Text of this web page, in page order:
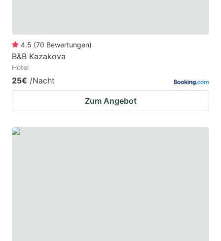
4.5 (70 Bewertungen)
B&B Kazakova
Hotel
25€ /Nacht
Zum Angebot